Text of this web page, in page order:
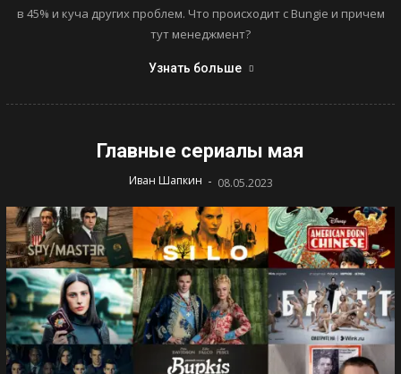
в 45% и куча других проблем. Что происходит с Bungie и причем
тут менеджмент?
Узнать больше
Главные сериалы мая
Иван Шапкин - 08.05.2023